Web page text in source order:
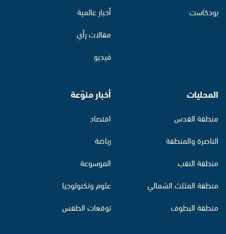
بودكاست
أخبار عالمية
مقالات رأي
فيديو
المحليات
منطقة القدس
الناصرة والمنطقة
منطقة النقب
منطقة المثلث الشمالي
منطقة البطوف
أخبار منوّعة
اقتصاد
رياضة
الموسوعة
علوم وتكنولوجيا
توقعات الطقس